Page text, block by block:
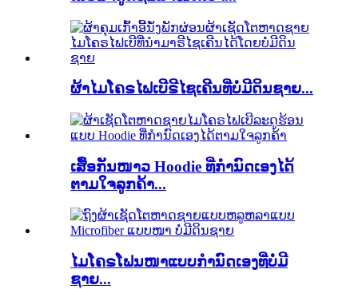
ຜ້າໄມໂຄຣໄຟເບີຣີໄຊເຄີນທີ່ບໍ່ມີດິນຊາຍ...
ເສື້ອກັນໜາວ Hoodie ທີ່ກຳນົດເອງໄດ້
ຕາມໃຈລູກຄ້າ...
ໄມໂຄຣໂຟນໜາແບບກຳນົດເອງທີ່ບໍ່ມີ
ຊາຍ...